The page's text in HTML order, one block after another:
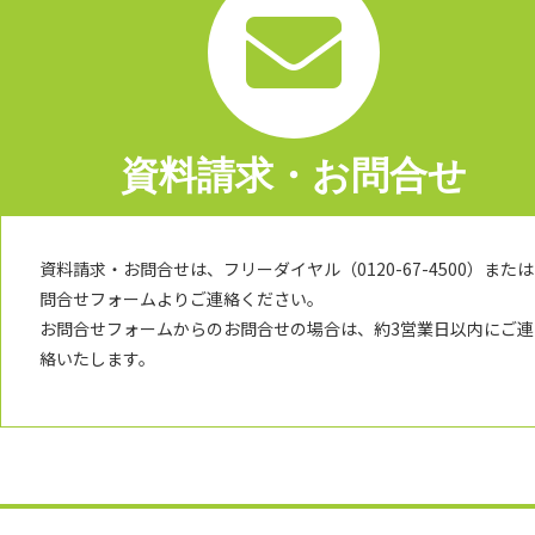
資料請求・お問合せ
資料請求・お問合せは、フリーダイヤル（0120-67-4500）または
問合せフォームよりご連絡ください。
お問合せフォームからのお問合せの場合は、約3営業日以内にご連
絡いたします。